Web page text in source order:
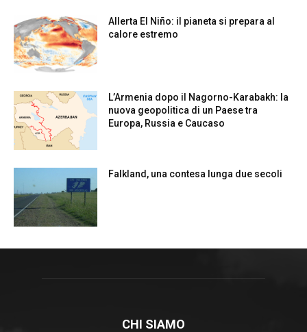
Allerta El Niño: il pianeta si prepara al
calore estremo
L’Armenia dopo il Nagorno-Karabakh: la
nuova geopolitica di un Paese tra
Europa, Russia e Caucaso
Falkland, una contesa lunga due secoli
CHI SIAMO